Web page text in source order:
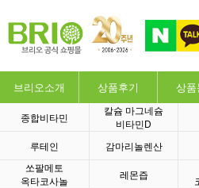
브리오소개 상품후기 상품
종합비타민
칼슘 마그네슘
비타민D
루테인 감마리놀렌산
쏘팔메토
옥타코사놀
레몬즙